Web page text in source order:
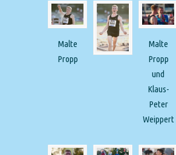
Malte
Propp
Malte
Propp
und
Klaus-
Peter
Weippert